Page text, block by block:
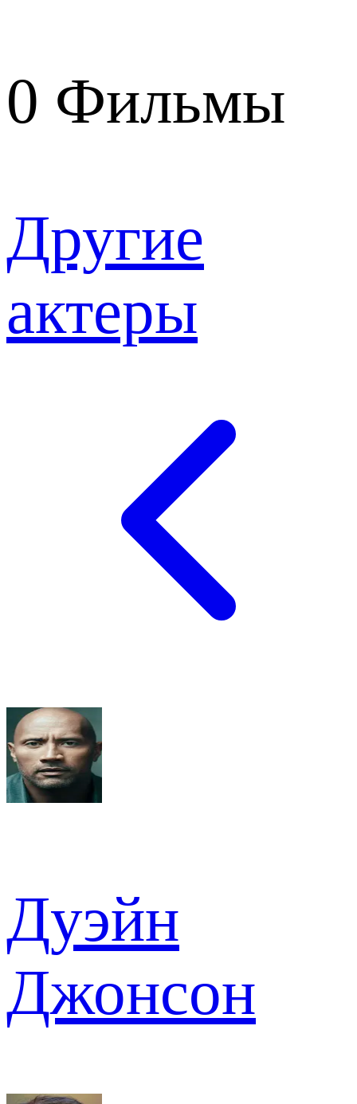
0 Фильмы
Другие
актеры
Дуэйн
Джонсон